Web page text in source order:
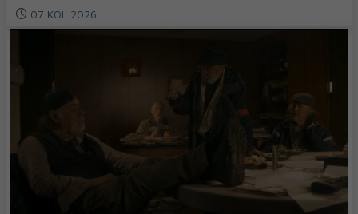
07 KOL 2026